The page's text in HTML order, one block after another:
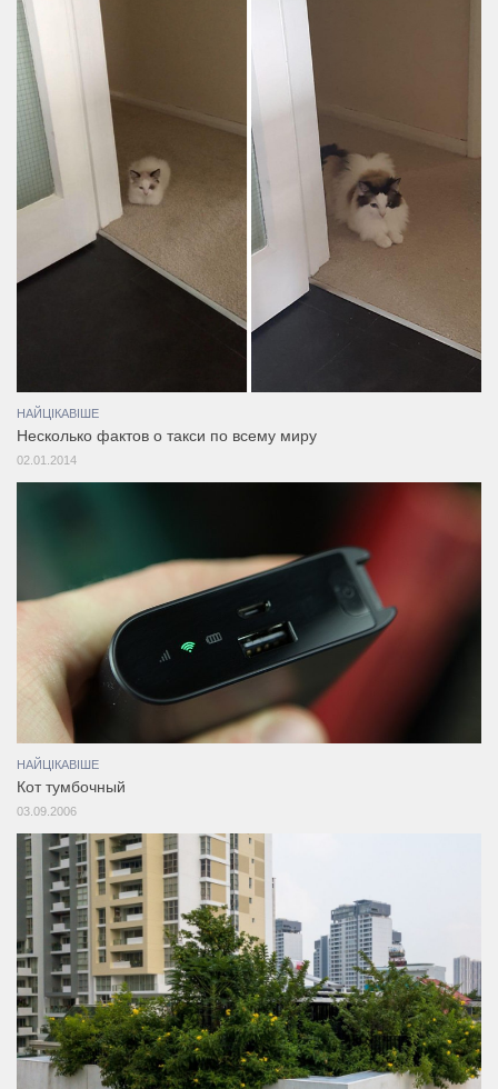
НАЙЦІКАВІШЕ
Несколько фактов о такси по всему миру
02.01.2014
НАЙЦІКАВІШЕ
Кот тумбочный
03.09.2006